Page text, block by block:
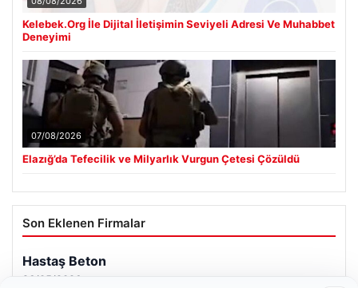
Kelebek.Org İle Dijital İletişimin Seviyeli Adresi Ve Muhabbet
Deneyimi
07/08/2026
Elazığ’da Tefecilik ve Milyarlık Vurgun Çetesi Çözüldü
Son Eklenen Firmalar
Hastaş Beton
26/05/2026